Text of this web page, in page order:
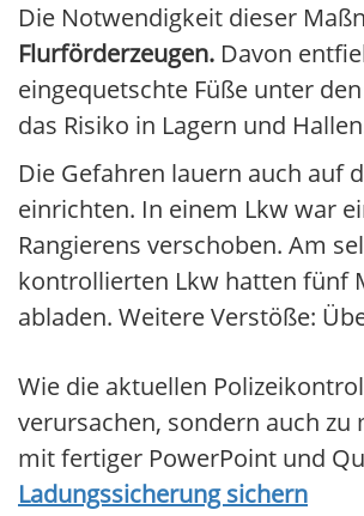
Die Notwendigkeit dieser
Flurförderzeugen. Davon
eingequetschte Füße unter
das Risiko in Lagern und
Die Gefahren lauern auch auf
einrichten. In einem Lkw war
Rangierens verschoben. Am
kontrollierten Lkw hatten fünf
abladen. Weitere Verstöße:
Wie die aktuellen
verursachen, sondern auch
mit fertiger PowerPoint und
Ladungssicherung sichern